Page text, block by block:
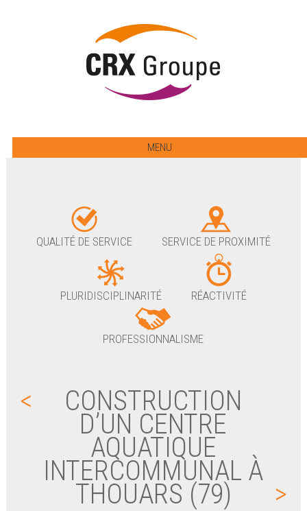
MENU
QUALITÉ DE SERVICE SERVICE DE PROXIMITÉ
PLURIDISCIPLINARITÉ RÉACTIVITÉ
PROFESSIONNALISME
< CONSTRUCTION
D’UN CENTRE
AQUATIQUE
INTERCOMMUNAL À
THOUARS (79) >